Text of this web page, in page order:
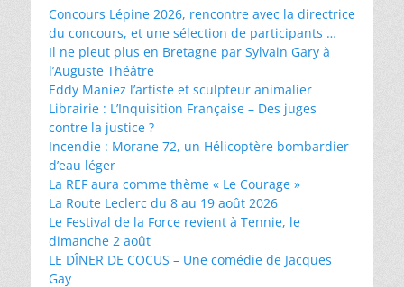
Concours Lépine 2026, rencontre avec la directrice
du concours, et une sélection de participants …
Il ne pleut plus en Bretagne par Sylvain Gary à
l’Auguste Théâtre
Eddy Maniez l’artiste et sculpteur animalier
Librairie : L’Inquisition Française – Des juges
contre la justice ?
Incendie : Morane 72, un Hélicoptère bombardier
d’eau léger
La REF aura comme thème « Le Courage »
La Route Leclerc du 8 au 19 août 2026
Le Festival de la Force revient à Tennie, le
dimanche 2 août
LE DÎNER DE COCUS – Une comédie de Jacques
Gay